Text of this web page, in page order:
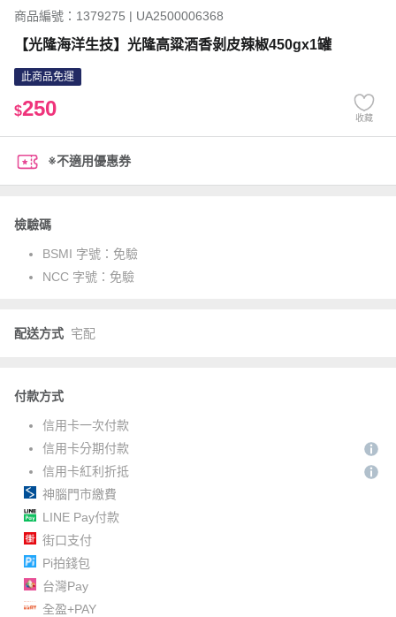
商品編號：1379275 | UA2500006368
【光隆海洋生技】光隆高粱酒香剝皮辣椒450gx1罐
此商品免運
$250 收藏
※不適用優惠券
檢驗碼
BSMI 字號： 免驗
NCC 字號： 免驗
配送方式 宅配
付款方式
信用卡一次付款
信用卡分期付款
信用卡紅利折抵
神腦門市繳費
LINE Pay付款
街口支付
Pi拍錢包
台灣Pay
全盈+PAY